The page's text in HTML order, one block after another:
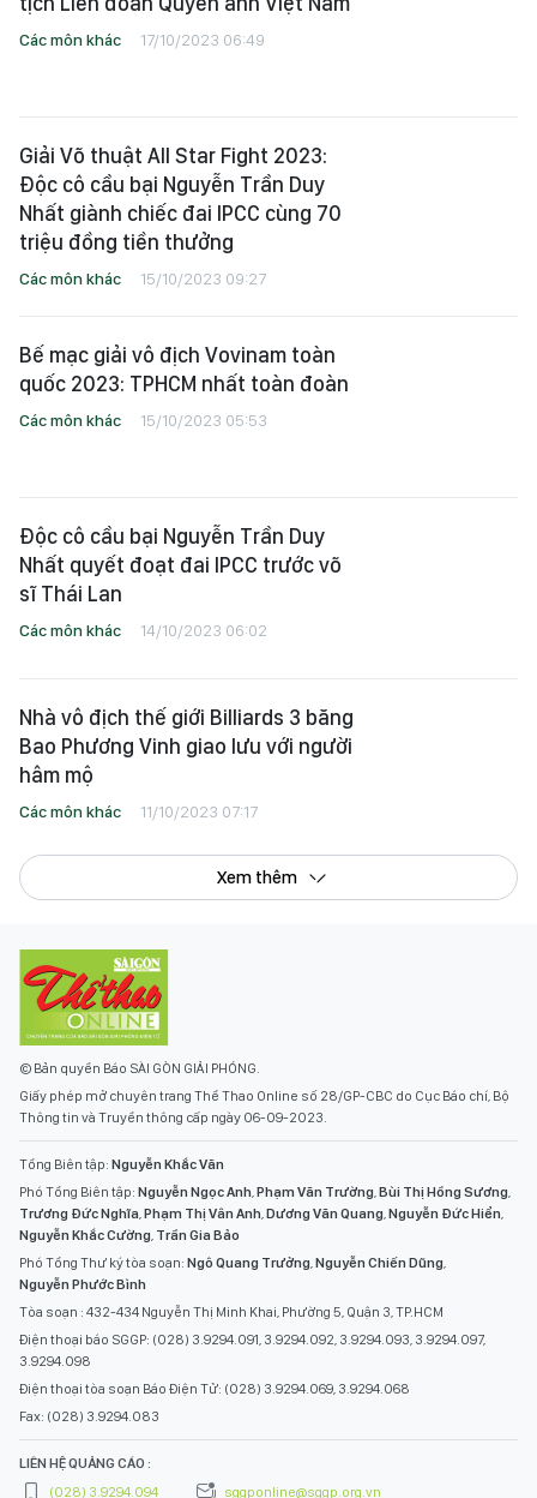
Các môn khác 17/10/2023 06:49
Giải Võ thuật All Star Fight 2023:
Độc cô cầu bại Nguyễn Trần Duy
Nhất giành chiếc đai IPCC cùng 70
triệu đồng tiền thưởng
Các môn khác 15/10/2023 09:27
Bế mạc giải vô địch Vovinam toàn
quốc 2023: TPHCM nhất toàn đoàn
Các môn khác 15/10/2023 05:53
Độc cô cầu bại Nguyễn Trần Duy
Nhất quyết đoạt đai IPCC trước võ
sĩ Thái Lan
Các môn khác 14/10/2023 06:02
Nhà vô địch thế giới Billiards 3 băng
Bao Phương Vinh giao lưu với người
hâm mộ
Các môn khác 11/10/2023 07:17
Xem thêm
© Bản quyền Báo SÀI GÒN GIẢI PHÓNG.
Giấy phép mở chuyên trang Thể Thao Online số 28/GP-CBC do Cục Báo chí, Bộ
Thông tin và Truyền thông cấp ngày 06-09-2023.
Tổng Biên tập: Nguyễn Khắc Văn
Phó Tổng Biên tập: Nguyễn Ngọc Anh Phạm Văn Trường Bùi Thị Hồng Sương
Trương Đức Nghĩa Phạm Thị Vân Anh Dương Văn Quang Nguyễn Đức Hiển
Nguyễn Khắc Cường Trần Gia Bảo
Phó Tổng Thư ký tòa soạn: Ngô Quang Trưởng Nguyễn Chiến Dũng
Nguyễn Phước Bình
Tòa soạn : 432-434 Nguyễn Thị Minh Khai, Phường 5, Quận 3, TP.HCM
Điện thoại báo SGGP: (028) 3.9294.091, 3.9294.092, 3.9294.093, 3.9294.097,
3.9294.098
Điện thoại tòa soạn Báo Điện Tử: (028) 3.9294.069, 3.9294.068
Fax: (028) 3.9294.083
LIÊN HỆ QUẢNG CÁO :
(028) 3.9294.094
sggponline@sggp.org.vn